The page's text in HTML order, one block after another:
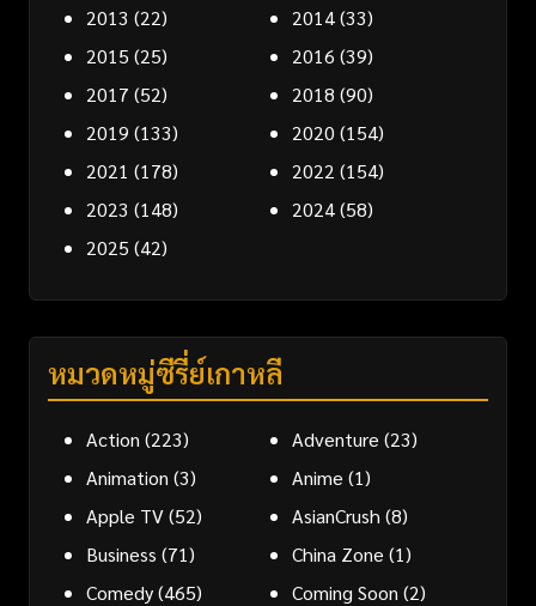
2013 (22) 2014(33)
2015 (25) 2016 (39)
2017 (52) 2018 (90)
2019 (133) 2020 (154)
2021 (178) 2022 (154)
2023 (148) 2024(58)
2025 (42)
หมวดหมู่ซีรี่ย์เกาหลี
Action (223) Adventure (23)
Animation (3) Anime (1)
Apple TV(52) AsianCrush (8)
Business (71) China Zone (1)
Comedy(465) Coming Soon (2)